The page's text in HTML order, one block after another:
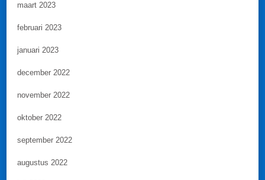
maart 2023
februari 2023
januari 2023
december 2022
november 2022
oktober 2022
september 2022
augustus 2022